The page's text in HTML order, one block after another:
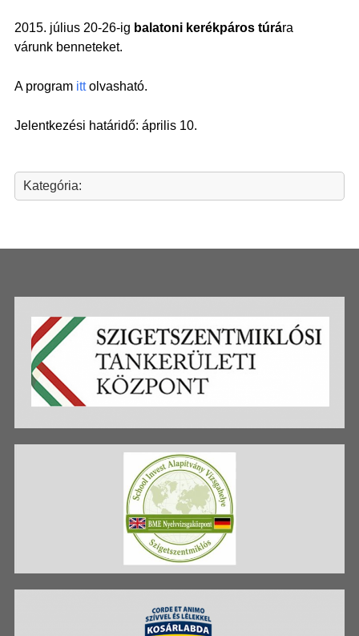
2015. július 20-26-ig balatoni kerékpáros túrára
várunk benneteket.
A program ittolvasható.
Jelentkezési határidő: április 10.
Kategória: